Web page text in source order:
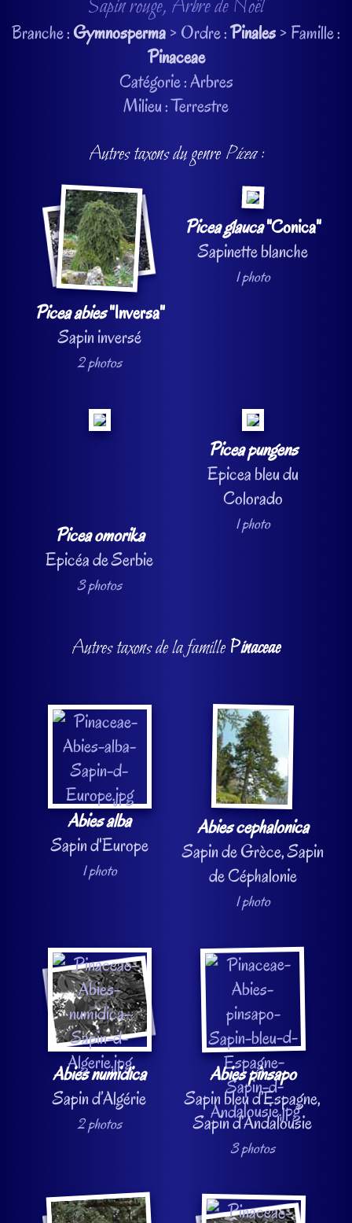
Sapin rouge, Arbre de Noël
Branche :Gymnosperma> Ordre :Pinales> Famille :
Pinaceae
Catégorie : Arbres
Milieu : Terrestre
Autres taxons du genre Picea:
Picea abies"Inversa"
Sapin inversé
2 photos
Picea glauca"Conica"
Sapinette blanche
1 photo
Picea omorika
Epicéa de Serbie
3 photos
Picea pungens
Epicea bleu du
Colorado
1 photo
Autres taxons de la famille Pinaceae
Abies alba
Sapin d'Europe
1 photo
Abies cephalonica
Sapin de Grèce, Sapin
de Céphalonie
1 photo
Abies numidica
Sapin d’Algérie
2 photos
Abies pinsapo
Sapin bleu d’Espagne,
Sapin d’Andalousie
3 photos